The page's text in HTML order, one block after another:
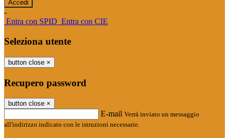
-
Entra con SPID Entra con CIE
Seleziona utente
button close ×
Recupero password
button close ×
E-mail Verrà inviato un messaggio
all'indirizzo indicato con le istruzioni necessarie.